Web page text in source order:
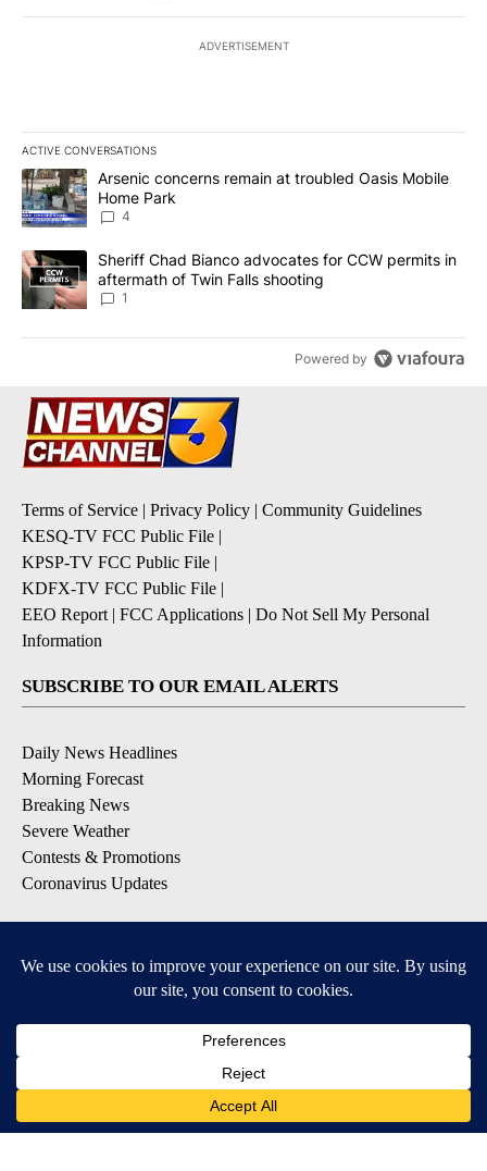
ADVERTISEMENT
ACTIVE CONVERSATIONS
The following is a list of the most commented articles in the last
A trending article titled "Arsenic concerns remain at troubled
Arsenic concerns remain at troubled Oasis Mobile
Home Park
4
A trending article titled "Sheriff Chad Bianco advocates for
Sheriff Chad Bianco advocates for CCW permits in
aftermath of Twin Falls shooting
1
Powered by
Terms of Service | Privacy Policy | Community Guidelines
KESQ-TV FCC Public File |
KPSP-TV FCC Public File |
KDFX-TV FCC Public File |
EEO Report | FCC Applications | Do Not Sell My Personal
Information
SUBSCRIBE TO OUR EMAIL ALERTS
Daily News Headlines
Morning Forecast
Breaking News
Severe Weather
Contests & Promotions
Coronavirus Updates
DOWNLOAD OUR APPS
Available for iOS and Android